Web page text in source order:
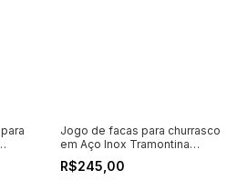
12
Jogo de facas para churrasco
em Aço Inox Tramontina
Polywood Vermelho 4 Peças
21199781
R$245,00